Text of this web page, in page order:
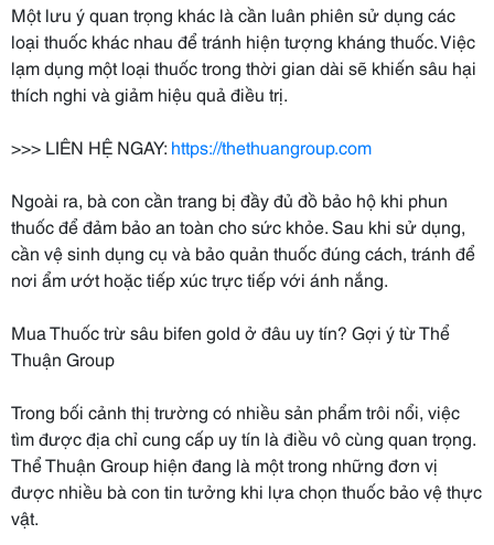
Một lưu ý quan trọng khác là cần luân phiên sử dụng các
loại thuốc khác nhau để tránh hiện tượng kháng thuốc. Việc
lạm dụng một loại thuốc trong thời gian dài sẽ khiến sâu hại
thích nghi và giảm hiệu quả điều trị.
>>> LIÊN HỆ NGAY: https://thethuangroup.com
Ngoài ra, bà con cần trang bị đầy đủ đồ bảo hộ khi phun
thuốc để đảm bảo an toàn cho sức khỏe. Sau khi sử dụng,
cần vệ sinh dụng cụ và bảo quản thuốc đúng cách, tránh để
nơi ẩm ướt hoặc tiếp xúc trực tiếp với ánh nắng.
Mua Thuốc trừ sâu bifen gold ở đâu uy tín? Gợi ý từ Thể
Thuận Group
Trong bối cảnh thị trường có nhiều sản phẩm trôi nổi, việc
tìm được địa chỉ cung cấp uy tín là điều vô cùng quan trọng.
Thể Thuận Group hiện đang là một trong những đơn vị
được nhiều bà con tin tưởng khi lựa chọn thuốc bảo vệ thực
vật.